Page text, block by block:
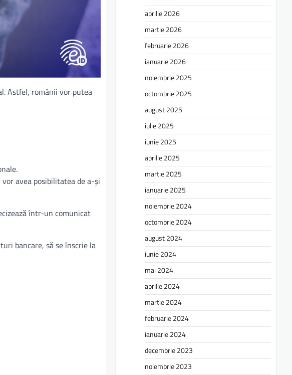
Astfel, românii vor putea
avea posibilitatea de a-și
într-un comunicat
bancare, să se înscrie la
aprilie 2026
martie 2026
februarie 2026
ianuarie 2026
noiembrie 2025
octombrie 2025
august 2025
iulie 2025
iunie 2025
aprilie 2025
martie 2025
ianuarie 2025
noiembrie 2024
octombrie 2024
august 2024
iunie 2024
mai 2024
aprilie 2024
martie 2024
februarie 2024
ianuarie 2024
decembrie 2023
noiembrie 2023